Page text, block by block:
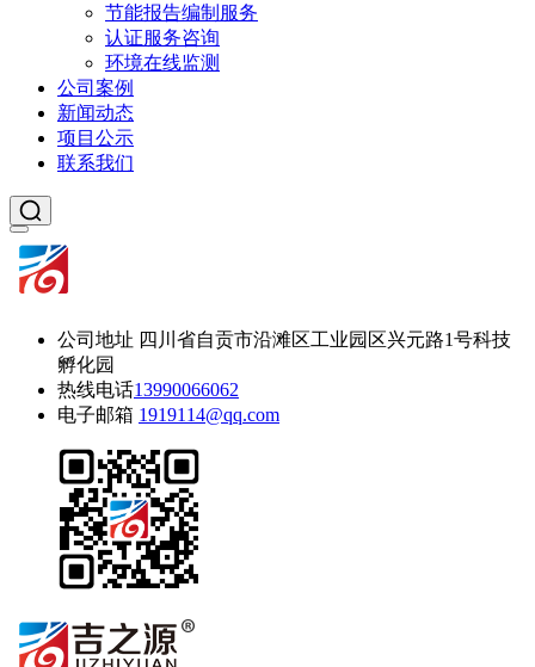
节能报告编制服务
认证服务咨询
环境在线监测
公司案例
新闻动态
项目公示
联系我们
公司地址 四川省自贡市沿滩区工业园区兴元路1号科技
孵化园
热线电话13990066062
电子邮箱 1919114@qq.com